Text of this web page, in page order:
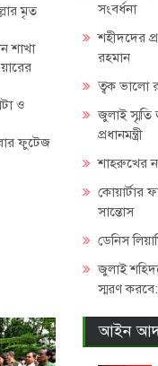
মৃত
শাখা
ও
ফুটেজ
সংবর্ধনা
শহীদদের
রহমান
ত্বক ভালো
জুলাই
প্রধানমন্ত্রী
শাহরুখের
কোয়ার্টার
সান্তোস
ডেনিস
জুলাই
স্মরণ করবে:
আইন